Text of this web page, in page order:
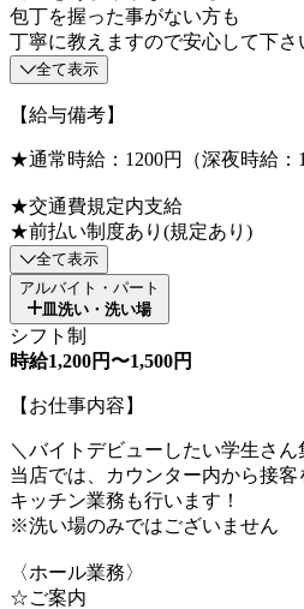
包丁を握った事がない方も
丁寧に教えますので安心して下
全て表示
【給与備考】
★通常時給：1200円（深夜時給：
★交通費規定内支給
★前払い制度あり(規定あり)
全て表示
アルバイト・パート
皿洗い・洗い場
シフト制
時給1,200円〜1,500円
【お仕事内容】
＼バイトデビューしたい学生さ
当店では、カウンター内から接客
キッチン業務も行います！
※洗い場のみではございません
〈ホール業務〉
☆ご案内